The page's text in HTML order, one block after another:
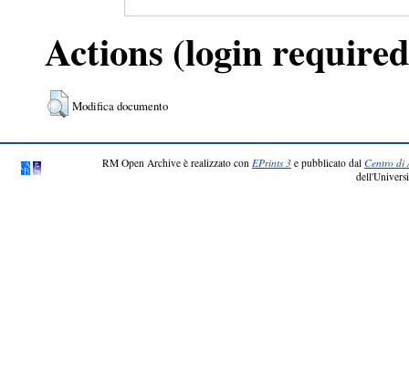
Actions (login
Modifica documento
RM Open Archive è realizzato con EPrints 3 e pubblicato dal Centro di